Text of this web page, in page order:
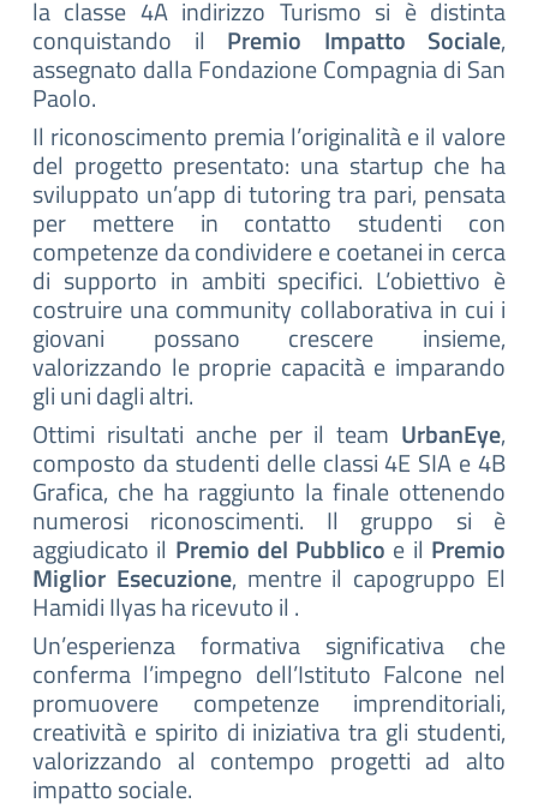
la classe 4A indirizzo Turismo si è distinta
conquistando il Premio Impatto Sociale,
assegnato dalla Fondazione Compagnia di San
Paolo.
Il riconoscimento premia l’originalità e il valore
del progetto presentato: una startup che ha
sviluppato un’app di tutoring tra pari, pensata
per mettere in contatto studenti con
competenze da condividere e coetanei in cerca
di supporto in ambiti specifici. L’obiettivo è
costruire una community collaborativa in cui i
giovani possano crescere insieme,
valorizzando le proprie capacità e imparando
gli uni dagli altri.
Ottimi risultati anche per il team UrbanEye,
composto da studenti delle classi 4E SIA e 4B
Grafica, che ha raggiunto la finale ottenendo
numerosi riconoscimenti. Il gruppo si è
aggiudicato il Premio del Pubblico e il Premio
Miglior Esecuzione, mentre il capogruppo El
Hamidi Ilyas ha ricevuto il .
Un’esperienza formativa significativa che
conferma l’impegno dell’Istituto Falcone nel
promuovere competenze imprenditoriali,
creatività e spirito di iniziativa tra gli studenti,
valorizzando al contempo progetti ad alto
impatto sociale.